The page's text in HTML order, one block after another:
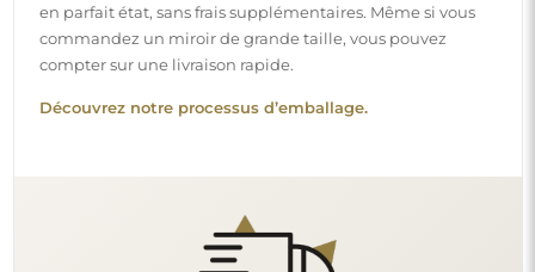
en parfait état, sans frais supplémentaires. Même si vous
commandez un miroir de grande taille, vous pouvez
compter sur une livraison rapide.
Découvrez notre processus d’emballage.